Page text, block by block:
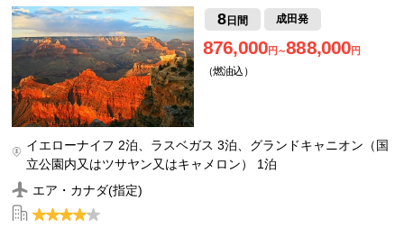
8日間 成田発
876,000円～888,000円
（燃油込）
イエローナイフ 2泊、ラスベガス 3泊、グランドキャニオン（国
立公園内又はツサヤン又はキャメロン） 1泊
エア・カナダ(指定)